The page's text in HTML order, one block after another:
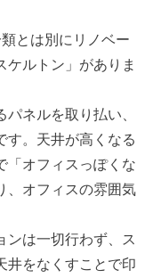
とは別にリノベー
ケルトン」がありま
ネルを取り払い、
す。天井が高くなる
「オフィスっぽくな
、オフィスの雰囲気
ンは一切行わず、ス
井をなくすことで印